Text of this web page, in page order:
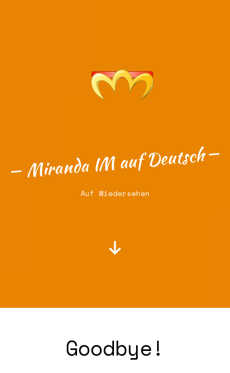
Miranda IM auf Deutsch
Auf Wiedersehen
Goodbye!